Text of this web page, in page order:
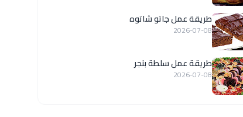
طريقة عمل جاتو شاتوه
2026-07-08
طريقة عمل سلطة بنجر
2026-07-08